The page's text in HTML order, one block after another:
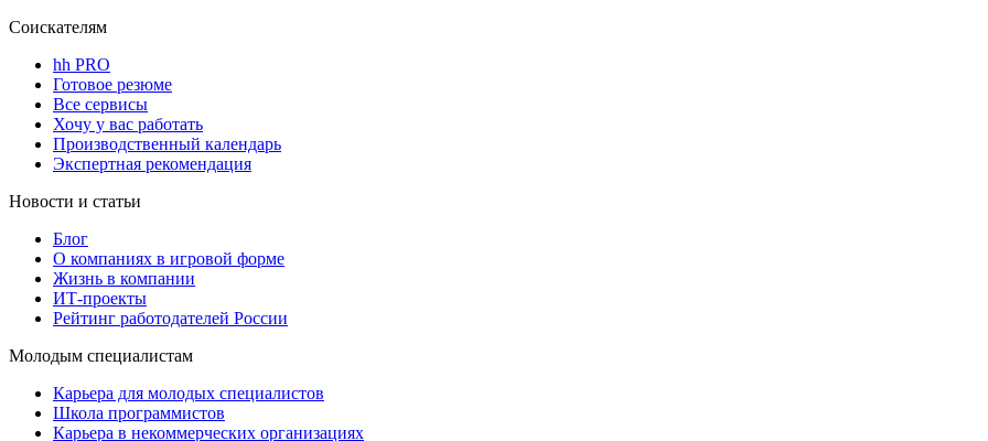
Соискателям
hh PRO
Готовое резюме
Все сервисы
Хочу у вас работать
Производственный календарь
Экспертная рекомендация
Новости и статьи
Блог
О компаниях в игровой форме
Жизнь в компании
ИТ-проекты
Рейтинг работодателей России
Молодым специалистам
Карьера для молодых специалистов
Школа программистов
Карьера в некоммерческих организациях